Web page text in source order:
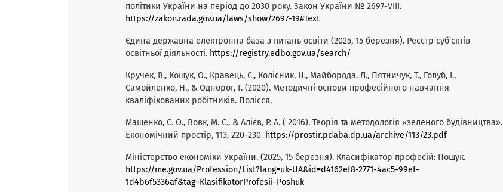
політики України на період до 2030 року. Закон України № 2697-VIII.
https://zakon.rada.gov.ua/laws/show/2697-19#Text
Єдина державна електронна база з питань освіти (2025, 15 березня). Реєстр суб’єктів
освітньої діяльності. https://registry.edbo.gov.ua/search/
Кручек, В., Кошук, О., Кравець, С., Колісник, Н., Майборода, Л., Пятничук, Т., Голуб, І.,
Самойленко, Н., & Однорог, Г. (2020). Методичні основи професійного навчання
кваліфікованих робітників. Полісся.
Мащенко, С. О., Вовк, М. С., & Алієв, Р. А. ( 2016). Теорія та методологія «зеленого будівництва».
Економічний простір, 113, 220–230. https://prostir.pdaba.dp.ua/archive/113/23.pdf
Міністерство економіки України. (2025, 15 березня). Класифікатор професій: Пошук.
https://me.gov.ua/Profession/List?lang=uk-UA&id=d4162ef8-2771-4ac5-99ef-
1d4b6f5336af&tag=KlasifikatorProfesii-Poshuk